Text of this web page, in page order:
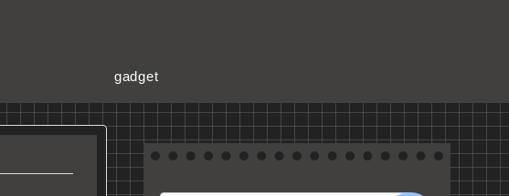
gadget